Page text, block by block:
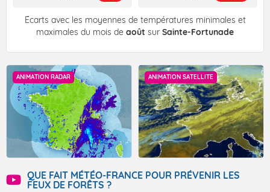
Écarts avec les moyennes de températures minimales et
maximales du mois de août sur Sainte-Fortunade
ANIMATION RADAR ANIMATION SATELLITE
QUE FAIT MÉTÉO-FRANCE POUR PRÉVENIR LES
FEUX DE FORÊTS ?